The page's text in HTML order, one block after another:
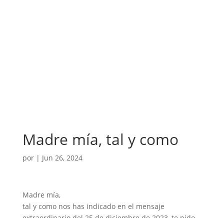
Madre mía, tal y como
por | Jun 26, 2024
Madre mía,
tal y como nos has indicado en el mensaje